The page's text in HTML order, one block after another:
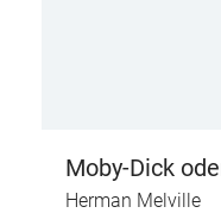
Moby-Dick
Herman Melville